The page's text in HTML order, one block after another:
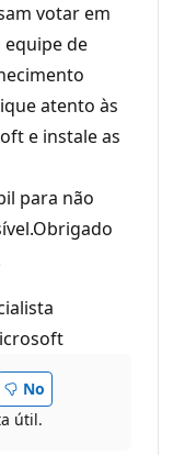
votar em
equipe de
atento às
e instale as
para não
No
útil.